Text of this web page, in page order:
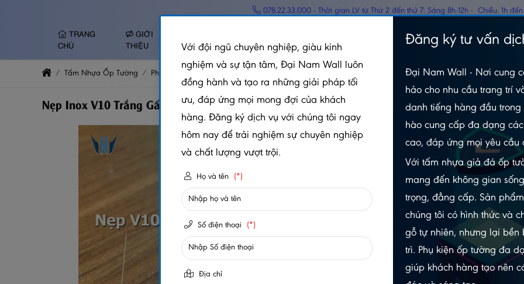
078.22.33.000 - Thời gian LV từ Thứ 2 đến thứ 7: Sáng 8h-12h - Chiều: 1h
TRANG
CHỦ
GIỚI
THIỆU
TƯỜNG
NHIỆT
Tấm Nhựa Ốp Tường Phụ Kiện Trang Trí Nẹp Inox V10 Trắng Gấp Mép – Dài 2m4
Nẹp Inox V10 Trắng Gấp Mép – Dài 2m4
NẸP INOX V10 TRẮNG GẤP
5.0/5 (1 đánh giá) | 0 đã bán
Xem thêm thuộc tính sản phẩm
Còn hàng
Số lần xem: 257
Đăng ký tư vấn
Đại Nam Wall - Nơi cung
hảo cho nhu cầu trang trí
danh tiếng hàng đầu
hào cung cấp đa dạng
cao, đáp ứng mọi yêu cầu
Với tấm nhựa giả đá ốp
mang đến không gian
trọng, đẳng cấp. Sản
chúng tôi có hình thức và
gỗ tự nhiên, nhưng lại bền
trì. Phụ kiện ốp tường đa
giúp khách hàng tạo nên
Với đội ngũ chuyên nghiệp, giàu kinh
nghiệm và sự tận tâm, Đại Nam Wall luôn
đồng hành và tạo ra những giải pháp tối
ưu, đáp ứng mọi mong đợi của khách
hàng. Đăng ký dịch vụ với chúng tôi ngay
hôm nay để trải nghiệm sự chuyên nghiệp
và chất lượng vượt trội.
Họ và tên (*)
Số điện thoại (*)
Địa chỉ